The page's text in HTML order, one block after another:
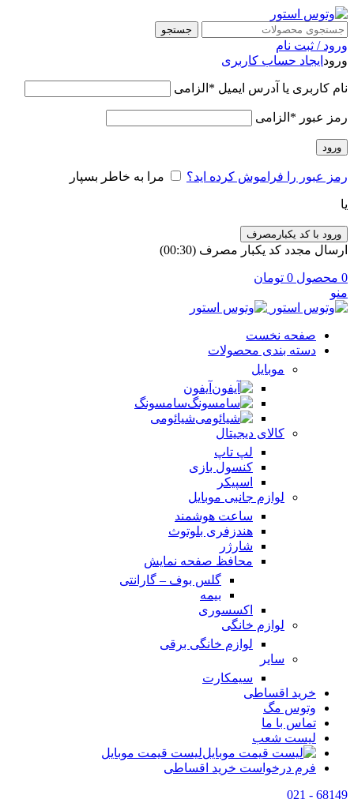
جستجو
ورود / ثبت نام
ورود ایجاد حساب کاربری
نام کاربری یا آدرس ایمیل * الزامی
رمز عبور * الزامی
ورود
رمز عبور را فراموش کرده اید؟ مرا به خاطر بسپار
یا
ورود با کد یکبارمصرف
ارسال مجدد کد یکبار مصرف (00:
30
)
0 محصول 0 تومان
منو
صفحه نخست
دسته بندی محصولات
موبایل
آیفون
سامسونگ
شیائومی
کالای دیجیتال
لپ تاپ
کنسول بازی
اسپیکر
لوازم جانبی موبایل
ساعت هوشمند
هندزفری بلوتوث
شارژر
محافظ صفحه نمایش
گلس بوف – گارانتی
بیمه
اکسسوری
لوازم خانگی
لوازم خانگی برقی
سایر
سیمکارت
خرید اقساطی
وتوس مگ
تماس با ما
لیست شعب
لیست قیمت موبایل
فرم درخواست خرید اقساطی
68149 - 021